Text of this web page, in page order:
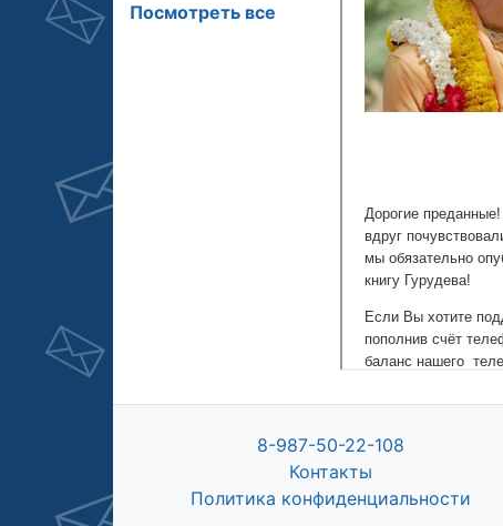
Посмотреть все
8-987-50-22-108
Контакты
Политика конфиденциальности